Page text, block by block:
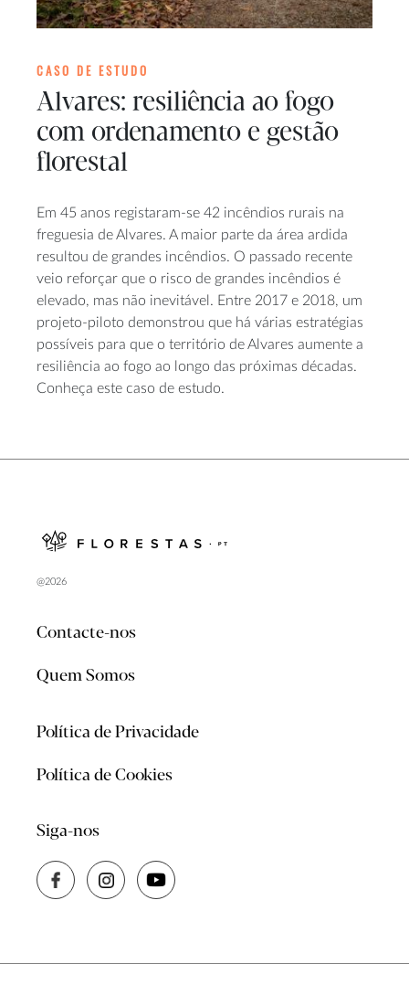
CASO DE ESTUDO
Alvares: resiliência ao fogo
com ordenamento e gestão
florestal
Em 45 anos registaram-se 42 incêndios rurais na
freguesia de Alvares. A maior parte da área ardida
resultou de grandes incêndios. O passado recente
veio reforçar que o risco de grandes incêndios é
elevado, mas não inevitável. Entre 2017 e 2018, um
projeto-piloto demonstrou que há várias estratégias
possíveis para que o território de Alvares aumente a
resiliência ao fogo ao longo das próximas décadas.
Conheça este caso de estudo.
@2026
Contacte-nos
Quem Somos
Política de Privacidade
Política de Cookies
Siga-nos